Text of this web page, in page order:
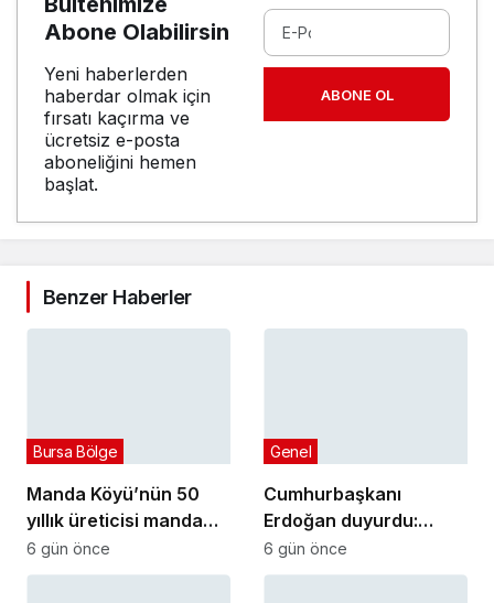
Abone Olabilirsin
Yeni haberlerden
haberdar olmak için
fırsatı kaçırma ve
ücretsiz e-posta
aboneliğini hemen
başlat.
ABONE OL
Benzer Haberler
Manda Köyü’nün 50
yıllık üreticisi manda
sucuğu ve yoğurduyla
fark oluşturdu
Bursa Bölge
6 gün önce
Cumhurbaşkanı
Erdoğan duyurdu:
Kiralık sosyal konut
projesi eylülde başlıyor
Genel
6 gün önce